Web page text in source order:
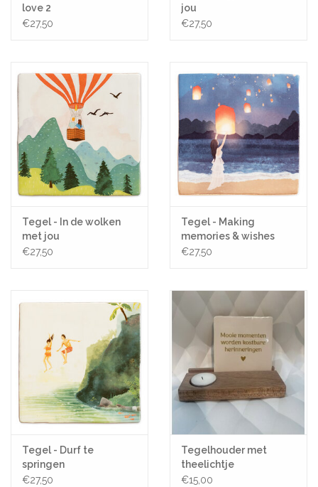
love 2
€27,50
jou
€27,50
Tegel - In de wolken
met jou
€27,50
Tegel - Making
memories & wishes
€27,50
Tegel - Durf te
springen
€27,50
Tegelhouder met
theelichtje
€15,00